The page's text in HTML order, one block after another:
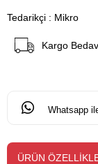
Tedarikçi : Mikro
Kargo
Whatsapp
ÜRÜN